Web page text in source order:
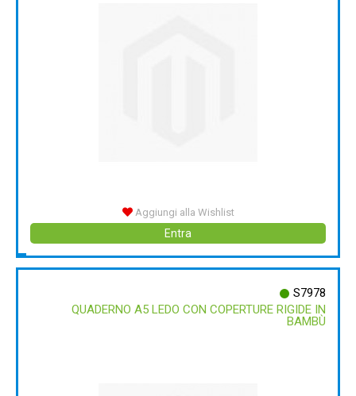
Aggiungi alla Wishlist
Entra
S7978
QUADERNO A5 LEDO CON COPERTURE RIGIDE IN
BAMBÙ